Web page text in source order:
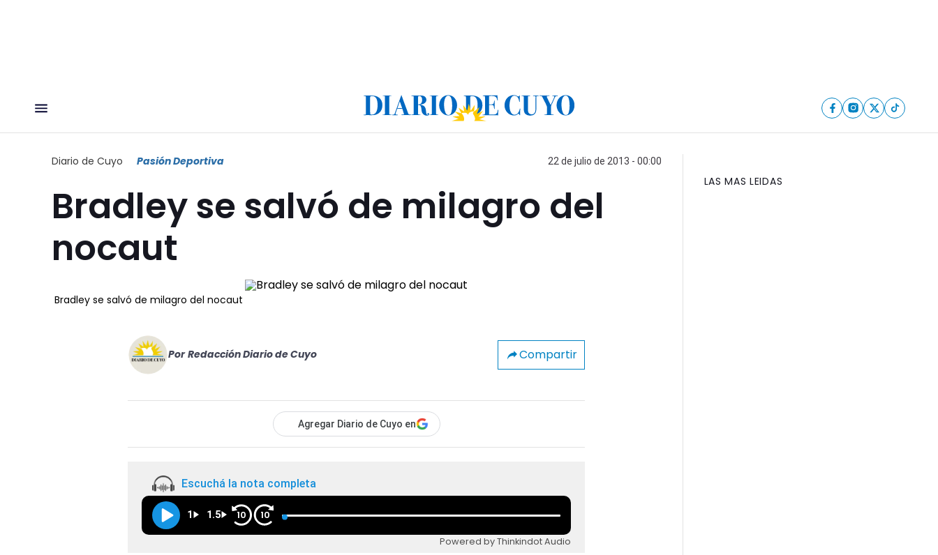
Diario de Cuyo Pasión Deportiva 22 de julio de 2013 - 00:00
Bradley se salvó de milagro del
nocaut
Bradley se salvó de milagro del nocaut
Por Redacción Diario de Cuyo Compartir
Agregar Diario de Cuyo en
Escuchá la nota completa
1 1.5 10 10
Powered by Thinkindot Audio
LAS MAS LEIDAS